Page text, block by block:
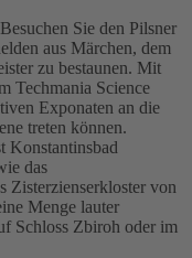
Sie den Pilsner
aus Märchen, dem
zu bestaunen. Mit
Techmania Science
Exponaten an die
treten können.
Konstantinsbad
das
Zisterzienserkloster von
Menge lauter
Schloss Zbiroh oder im